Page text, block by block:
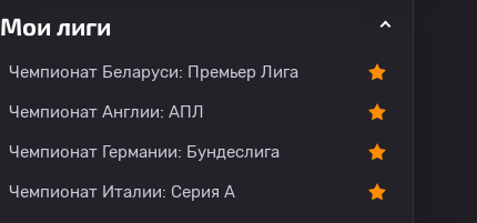
Мои лиги
Чемпионат Беларуси: Премьер Лига
Чемпионат Англии: АПЛ
Чемпионат Германии: Бундеслига
Чемпионат Италии: Серия А